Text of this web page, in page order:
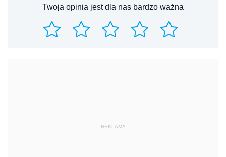
Twoja opinia jest dla nas bardzo ważna
REKLAMA